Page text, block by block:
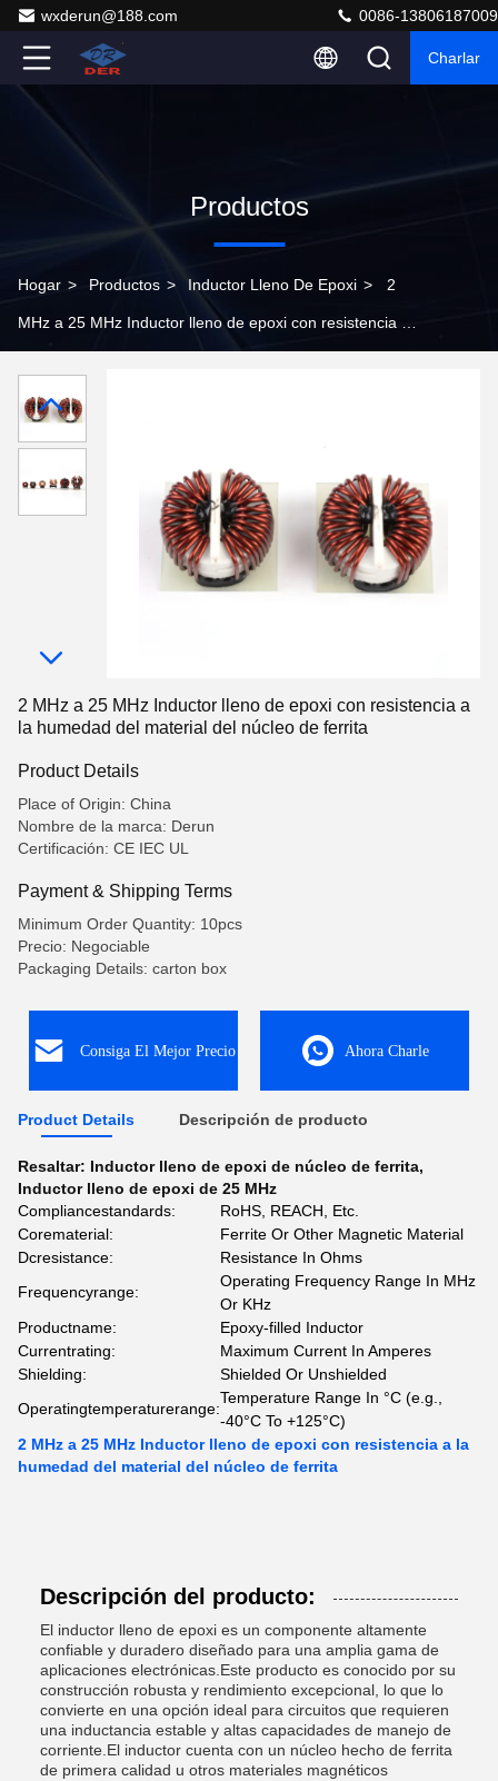
wxderun@188.com 0086-13806187009
Charlar
Productos
Hogar > Productos > Inductor Lleno De Epoxi > 2
MHz a 25 MHz Inductor lleno de epoxi con resistencia a
2 MHz a 25 MHz Inductor lleno de epoxi con resistencia a
la humedad del material del núcleo de ferrita
Product Details
Place of Origin: China
Nombre de la marca: Derun
Certificación: CE IEC UL
Payment & Shipping Terms
Minimum Order Quantity: 10pcs
Precio: Negociable
Packaging Details: carton box
Consiga El Mejor Precio Ahora Charle
Product Details Descripción de producto
Resaltar: Inductor lleno de epoxi de núcleo de ferrita,
Inductor lleno de epoxi de 25 MHz
Compliancestandards:
RoHS, REACH, Etc.
Corematerial:
Ferrite Or Other Magnetic Material
Dcresistance:
Resistance In Ohms
Frequencyrange:
Operating Frequency Range In MHz
Or KHz
Productname:
Epoxy-filled Inductor
Currentrating:
Maximum Current In Amperes
Shielding:
Shielded Or Unshielded
Operatingtemperaturerange:
Temperature Range In °C (e.g.,
-40°C To +125°C)
2 MHz a 25 MHz Inductor lleno de epoxi con resistencia a la
humedad del material del núcleo de ferrita
Descripción del producto:
El inductor lleno de epoxi es un componente altamente
confiable y duradero diseñado para una amplia gama de
aplicaciones electrónicas.Este producto es conocido por su
construcción robusta y rendimiento excepcional, lo que lo
convierte en una opción ideal para circuitos que requieren
una inductancia estable y altas capacidades de manejo de
corriente.El inductor cuenta con un núcleo hecho de ferrita
de primera calidad u otros materiales magnéticos